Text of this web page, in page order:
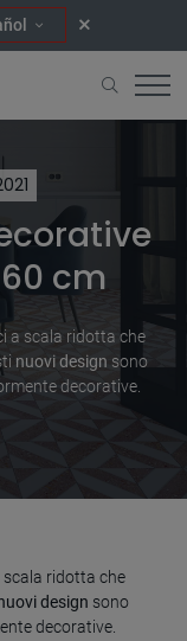
cm
a scala ridotta che
nuovi design sono
decorative.
ridotta che
design sono
decorative.